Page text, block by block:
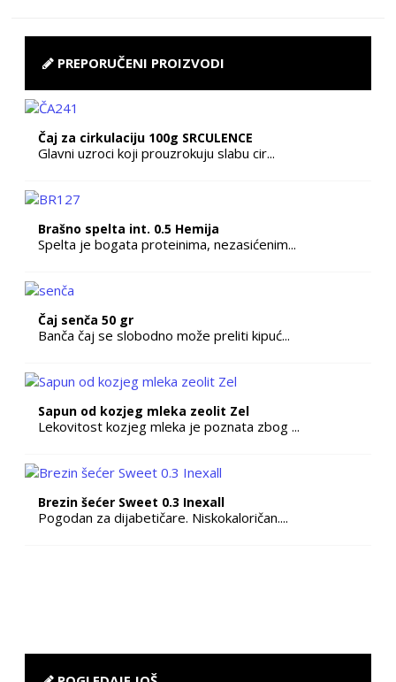
PREPORUČENI PROIZVODI
Čaj za cirkulaciju 100g SRCULENCE
Glavni uzroci koji prouzrokuju slabu cir...
Brašno spelta int. 0.5 Hemija
Spelta je bogata proteinima, nezasićenim...
Čaj senča 50 gr
Banča čaj se slobodno može preliti kipuć...
Sapun od kozjeg mleka zeolit Zel
Lekovitost kozjeg mleka je poznata zbog ...
Brezin šećer Sweet 0.3 Inexall
Pogodan za dijabetičare. Niskokaloričan....